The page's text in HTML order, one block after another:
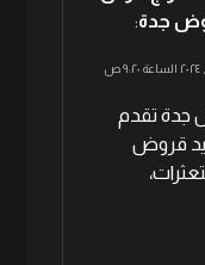
:
جدة تقدم
قروض